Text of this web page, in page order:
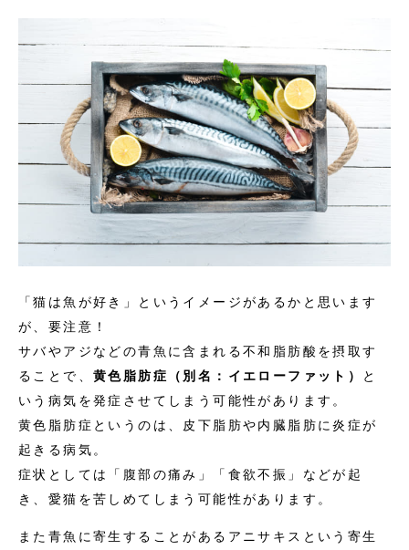
「猫は魚が好き」というイメージがあるかと思います
が、要注意！
サバやアジなどの青魚に含まれる不和脂肪酸を摂取す
ることで、 黄色脂肪症（別名：イエローファット）
と
いう病気を発症させてしまう可能性があります。
黄色脂肪症というのは、皮下脂肪や内臓脂肪に炎症が
起きる病気。
症状としては「腹部の痛み」「食欲不振」などが起
き、愛猫を苦しめてしまう可能性があります。
また青魚に寄生することがあるアニサキスという寄生